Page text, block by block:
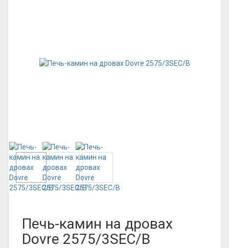
Печь-камин на дровах
Dovre 2575/3SEC/B